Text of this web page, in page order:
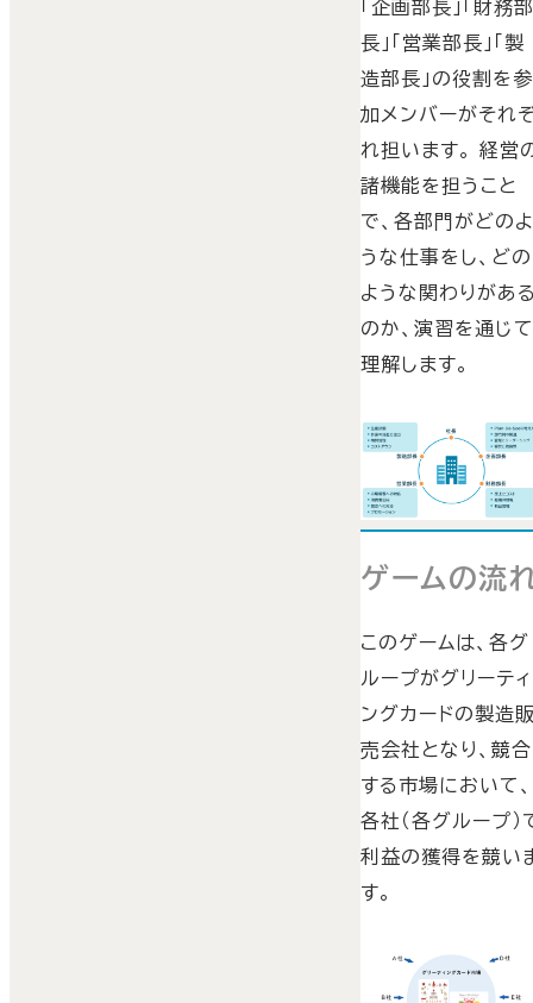
「企画部長」「財務部
長」「営業部長」「製
造部長」の役割を参
加メンバーがそれ
れ担います。 経営
諸機能を担うこと
で、各部門がどの
うな仕事をし、どの
ような関わりがあ
のか、演習を通じ
理解します。
ゲームの流
このゲームは、各グ
ループがグリーティ
ングカードの製造
売会社となり、競合
する市場において、
各社（各グループ）
利益の獲得を競い
す。